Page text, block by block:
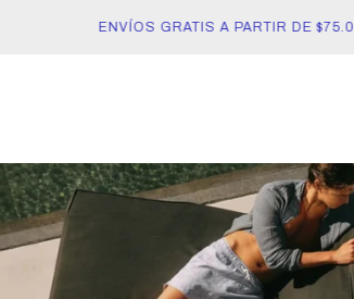
ENVÍOS GRATIS A PARTIR DE $75.000